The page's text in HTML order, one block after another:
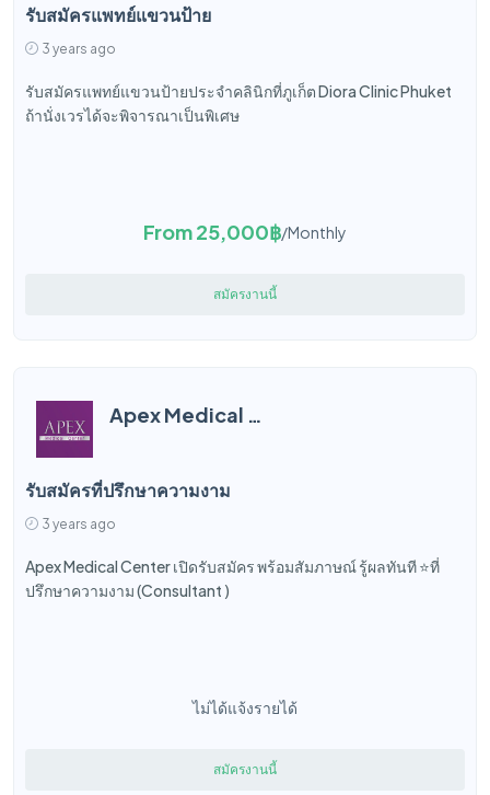
รับสมัครแพทย์แขวนป้าย
3 years ago
รับสมัครแพทย์แขวนป้ายประจำคลินิกที่ภูเก็ต Diora Clinic Phuket
ถ้านั่งเวรได้จะพิจารณาเป็นพิเศษ
From 25,000฿/Monthly
สมัครงานนี้
Apex Medical Center
รับสมัครที่ปรึกษาความงาม
3 years ago
Apex Medical Center เปิดรับสมัคร พร้อมสัมภาษณ์ รู้ผลทันที ⭐️ที่
ปรึกษาความงาม (Consultant )
ไม่ได้แจ้งรายได้
สมัครงานนี้